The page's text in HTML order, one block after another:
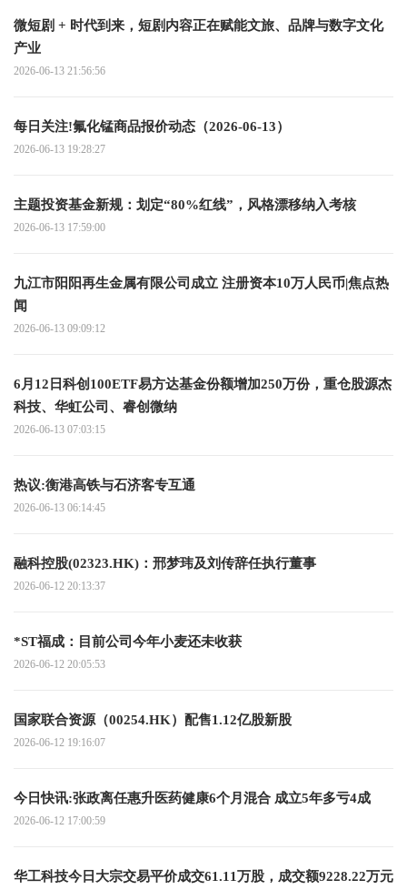
微短剧 + 时代到来，短剧内容正在赋能文旅、品牌与数字文化
产业
2026-06-13 21:56:56
每日关注!氟化锰商品报价动态（2026-06-13）
2026-06-13 19:28:27
主题投资基金新规：划定“80%红线”，风格漂移纳入考核
2026-06-13 17:59:00
九江市阳阳再生金属有限公司成立 注册资本10万人民币|焦点热
闻
2026-06-13 09:09:12
6月12日科创100ETF易方达基金份额增加250万份，重仓股源杰
科技、华虹公司、睿创微纳
2026-06-13 07:03:15
热议:衡港高铁与石济客专互通
2026-06-13 06:14:45
融科控股(02323.HK)：邢梦玮及刘传辞任执行董事
2026-06-12 20:13:37
*ST福成：目前公司今年小麦还未收获
2026-06-12 20:05:53
国家联合资源（00254.HK）配售1.12亿股新股
2026-06-12 19:16:07
今日快讯:张政离任惠升医药健康6个月混合 成立5年多亏4成
2026-06-12 17:00:59
华工科技今日大宗交易平价成交61.11万股，成交额9228.22万元